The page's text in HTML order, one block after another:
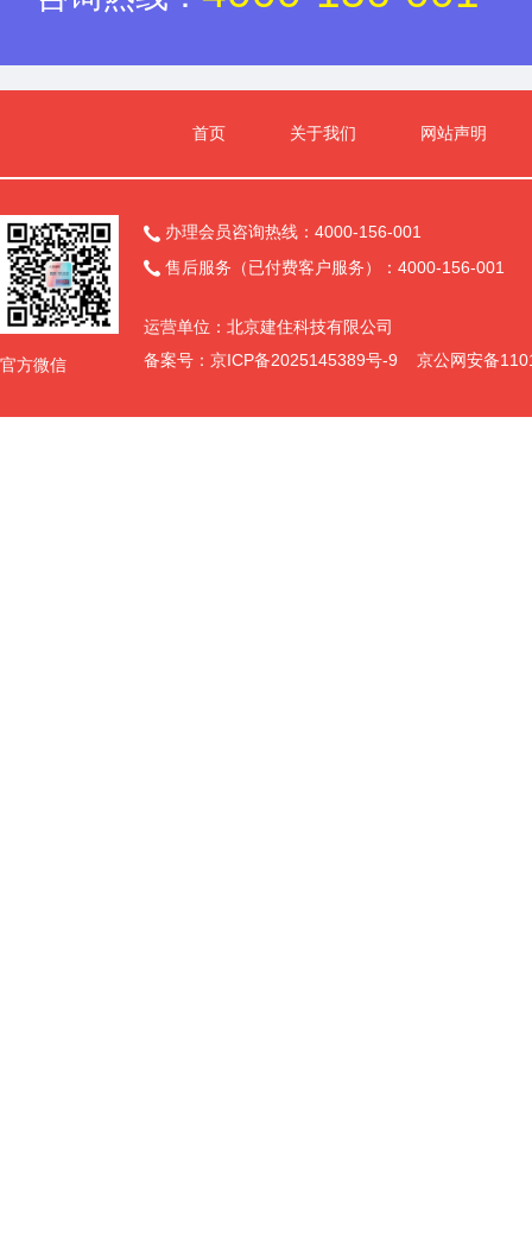
首页 关于我们 网站声明
官方微信
 办理会员咨询热线：4000-156-001
 售后服务（已付费客户服务）：4000-156-001
运营单位：北京建住科技有限公司
备案号： 京ICP备2025145389号-9 京公网安备